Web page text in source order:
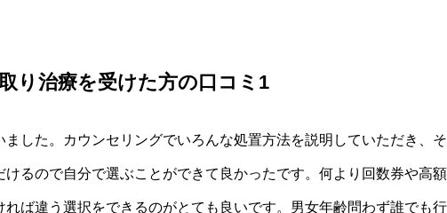
り治療を受けた方の口コミ1
ました。カウンセリングでいろんな処置方法を説明していただき、
けるので自分で選ぶことができて良かったです。何より回数券や高
ば違う選択をできるのがとても良いです。男女年齢問わず誰でも